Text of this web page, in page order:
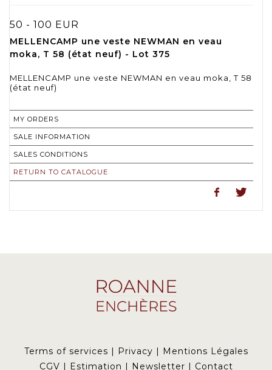
50 - 100 EUR
MELLENCAMP une veste NEWMAN en veau
moka, T 58 (état neuf) - Lot 375
MELLENCAMP une veste NEWMAN en veau moka, T 58
(état neuf)
MY ORDERS
SALE INFORMATION
SALES CONDITIONS
RETURN TO CATALOGUE
Terms of services Privacy
Mentions Légales
CGV
Estimation Newsletter Contact